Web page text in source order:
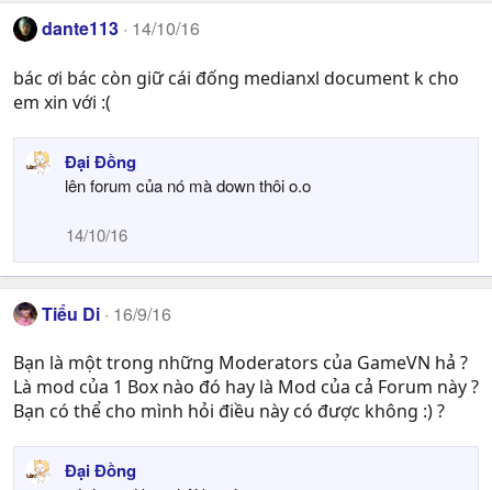
dante113 14/10/16
bác ơi bác còn giữ cái đống medianxl document k cho
em xin với :(
Đại Đồng
lên forum của nó mà down thôi o.o
14/10/16
Tiểu Di 16/9/16
Bạn là một trong những Moderators của GameVN hả ?
Là mod của 1 Box nào đó hay là Mod của cả Forum này ?
Bạn có thể cho mình hỏi điều này có được không :) ?
Đại Đồng